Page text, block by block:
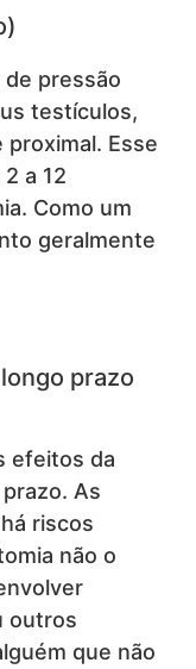
pressão
testículos,
Esse
a 12
Como um
geralmente
prazo
efeitos da
As
riscos
não o
outros
que não